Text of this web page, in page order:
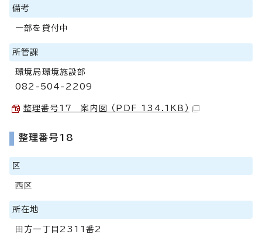
備考
一部を貸付中
所管課
環境局環境施設部
082-504-2209
整理番号17 案内図 （PDF 134.1KB）
整理番号18
区
西区
所在地
田方一丁目2311番2